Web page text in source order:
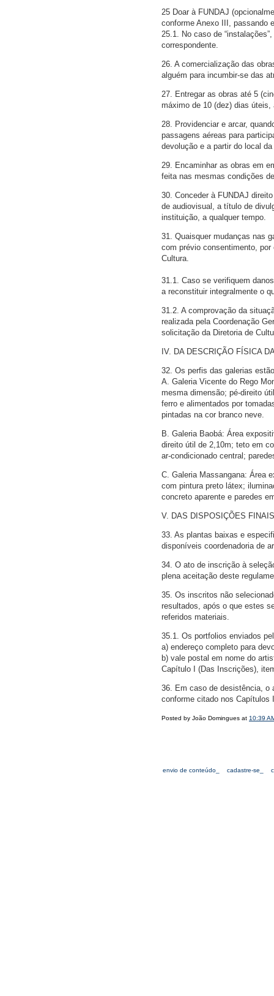
25 Doar à FUNDAJ
conforme Anexo III, passando
25.1. No caso de
correspondente.
26. A comercialização das
alguém para incumbir-se das
27. Entregar as obras até 5
máximo de 10 (dez) dias
28. Providenciar e arcar,
passagens aéreas para
devolução e a partir do local
29. Encaminhar as obras em
feita nas mesmas condições
30. Conceder à FUNDAJ
de audiovisual, a título de
instituição, a qualquer tempo.
31. Quaisquer mudanças nas
com prévio consentimento,
Cultura.
31.1. Caso se verifiquem
a reconstituir integralmente o
31.2. A comprovação da
realizada pela Coordenação
solicitação da Diretoria de
IV. DA DESCRIÇÃO FÍSICA
32. Os perfis das galerias
A. Galeria Vicente do Rego
mesma dimensão; pé-direito
ferro e alimentados por
pintadas na cor branco neve.
B. Galeria Baobá: Área
direito útil de 2,10m; teto em
ar-condicionado central;
C. Galeria Massangana: Área
com pintura preto látex;
concreto aparente e paredes
V. DAS DISPOSIÇÕES FINAIS
33. As plantas baixas e
disponíveis coordenadoria de
34. O ato de inscrição à
plena aceitação deste
35. Os inscritos não
resultados, após o que estes
referidos materiais.
35.1. Os portfolios enviados
a) endereço completo para
b) vale postal em nome do
Capítulo I (Das Inscrições),
36. Em caso de desistência, o
conforme citado nos Capítulos
Posted by João Domingues at 10:39
envio de conteúdo_ cadastre-se_